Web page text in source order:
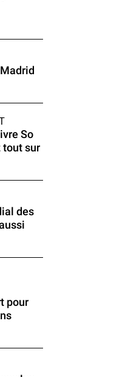
So
tout sur
des
pour